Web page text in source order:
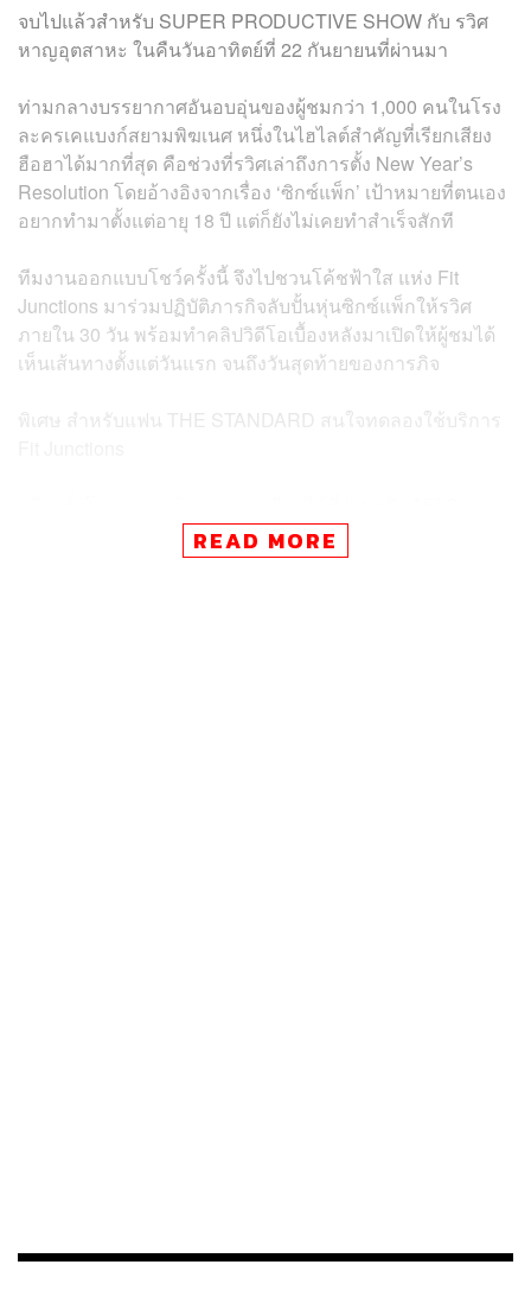
จบไปแล้วสำหรับ SUPER PRODUCTIVE SHOW กับ รวิศ
หาญอุตสาหะ ในคืนวันอาทิตย์ที่ 22 กันยายนที่ผ่านมา
ท่ามกลางบรรยากาศอันอบอุ่นของผู้ชมกว่า 1,000 คนในโรง
ละครเคแบงก์สยามพิฆเนศ หนึ่งในไฮไลต์สำคัญที่เรียกเสียง
ฮือฮาได้มากที่สุด คือช่วงที่รวิศเล่าถึงการตั้ง New Year’s
Resolution โดยอ้างอิงจากเรื่อง ‘ซิกซ์แพ็ก’ เป้าหมายที่ตนเอง
อยากทำมาตั้งแต่อายุ 18 ปี แต่ก็ยังไม่เคยทำสำเร็จสักที
ทีมงานออกแบบโชว์ครั้งนี้ จึงไปชวนโค้ชฟ้าใส แห่ง Fit
Junctions มาร่วมปฏิบัติภารกิจลับปั้นหุ่นซิกซ์แพ็กให้รวิศ
ภายใน 30 วัน พร้อมทำคลิปวิดีโอเบื้องหลังมาเปิดให้ผู้ชมได้
เห็นเส้นทางตั้งแต่วันแรก จนถึงวันสุดท้ายของการภิจ
พิเศษ สำหรับแฟน THE STANDARD สนใจทดลองใช้บริการ
รวิศ หาญอุตสาหะ
การสร้างซิกซ์แพ็ก
READ MORE